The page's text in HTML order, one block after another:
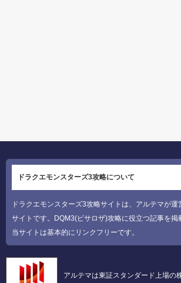
ドラクエモンスターズ3攻略について
ドラクエモンスターズ3攻略サイトは、アルテマが
サイトです。DQM3(ピサロザ)攻略に役立つ記事を掲
当サイトは基本的にリンクフリーです。
アルテマは東証スタンダード上場の